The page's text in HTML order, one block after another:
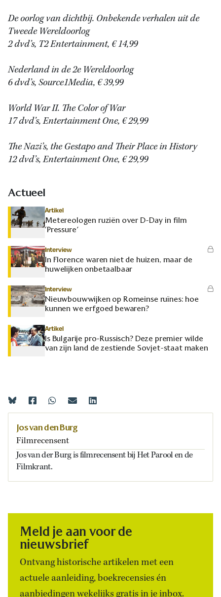
De oorlog van dichtbij. Onbekende verhalen uit de
Tweede Wereldoorlog
2 dvd’s, T2 Entertainment, € 14,99
Nederland in de 2e Wereldoorlog
6 dvd’s, Source1Media, € 39,99
World War II. The Color of War
17 dvd’s, Entertainment One, € 29,99
The Nazi’s, the Gestapo and Their Place in History
12 dvd’s, Entertainment One, € 29,99
Actueel
Artikel
Metereologen ruziën over D-Day in film
‘Pressure’
Interview
In Florence waren niet de huizen, maar de
huwelijken onbetaalbaar
Interview
Nieuwbouwwijken op Romeinse ruïnes: hoe
kunnen we erfgoed bewaren?
Artikel
Is Bulgarije pro-Russisch? Deze premier wilde
van zijn land de zestiende Sovjet-staat maken
Jos van den Burg
Filmrecensent
Jos van der Burg is filmrecensent bij Het Parool en de
Filmkrant.
Meld je aan voor de
nieuwsbrief
Ontvang historische artikelen met een
actuele aanleiding, boekrecensies én
aanbiedingen wekelijks gratis in je inbox.